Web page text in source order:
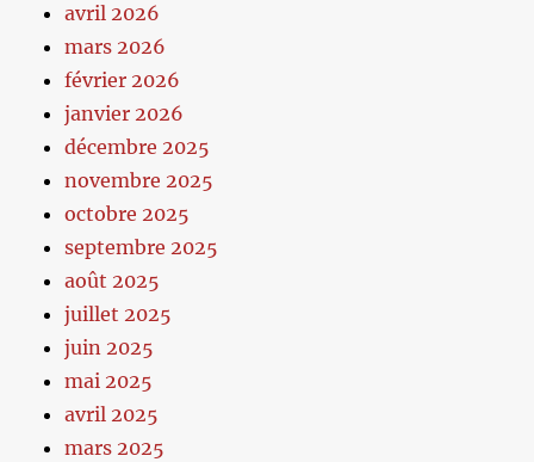
avril 2026
mars 2026
février 2026
janvier 2026
décembre 2025
novembre 2025
octobre 2025
septembre 2025
août 2025
juillet 2025
juin 2025
mai 2025
avril 2025
mars 2025